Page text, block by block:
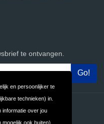
en persoonlijker te
technieken) in.
informatie over jou
mogelijk ook buiten)
te ontvangen.
Privacy